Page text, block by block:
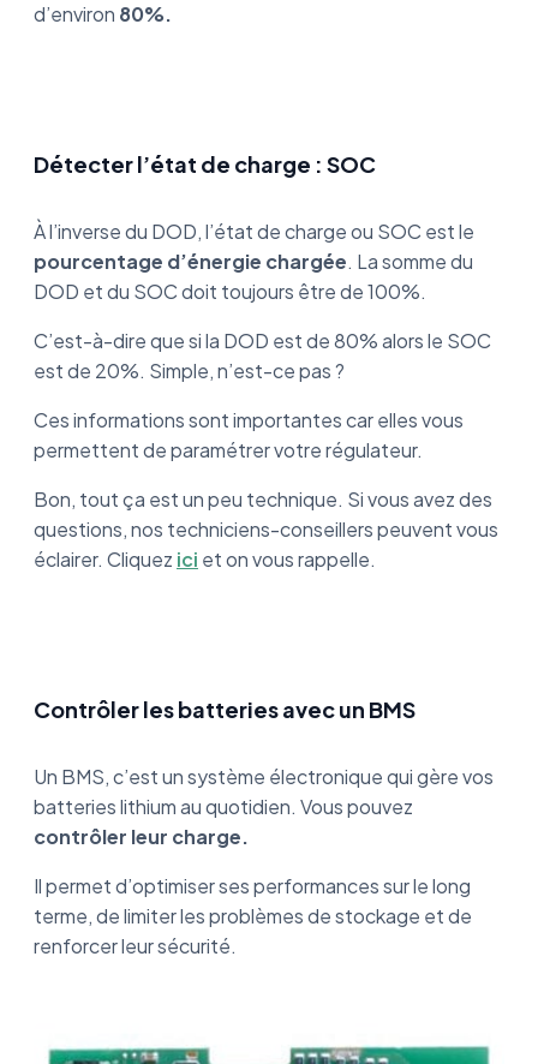
d’environ 80%.
Détecter l’état de charge : SOC
À l’inverse du DOD, l’état de charge ou SOC est le
pourcentage d’énergie chargée. La somme du
DOD et du SOC doit toujours être de 100%.
C’est-à-dire que si la DOD est de 80% alors le SOC
est de 20%. Simple, n’est-ce pas ?
Ces informations sont importantes car elles vous
permettent de paramétrer votre régulateur.
Bon, tout ça est un peu technique. Si vous avez des
questions, nos techniciens-conseillers peuvent vous
éclairer. Cliquez ici et on vous rappelle.
Contrôler les batteries avec un BMS
Un BMS, c’est un système électronique qui gère vos
batteries lithium au quotidien. Vous pouvez
contrôler leur charge.
Il permet d’optimiser ses performances sur le long
terme, de limiter les problèmes de stockage et de
renforcer leur sécurité.